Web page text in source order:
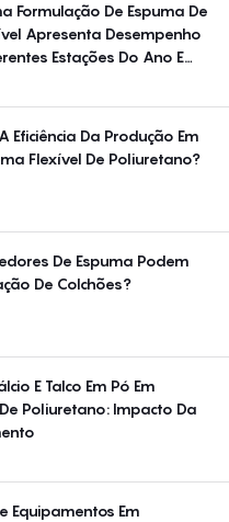
Formulação De Espuma De
Apresenta Desempenho
Estações Do Ano E
Eficiência Da Produção Em
Flexível De Poliuretano?
De Espuma Podem
De Colchões?
E Talco Em Pó Em
Poliuretano: Impacto Da
Equipamentos Em